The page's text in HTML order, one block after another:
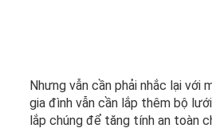
Nhưng vẫn cần phải nhắc lại với
gia đình vẫn cần lắp thêm bộ
lắp chúng để tăng tính an toàn